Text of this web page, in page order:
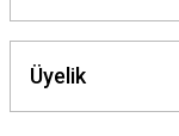
Üyelik